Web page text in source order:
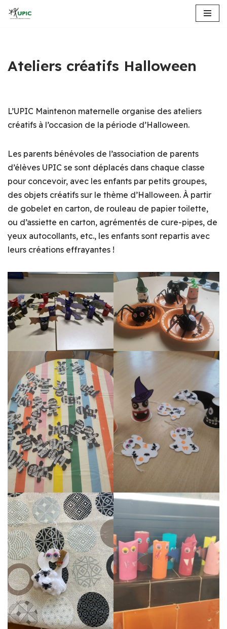
Ateliers créatifs Halloween
L’UPIC Maintenon maternelle organise des ateliers
créatifs à l’occasion de la période d’Halloween.
Les parents bénévoles de l’association de parents
d’élèves UPIC se sont déplacés dans chaque classe
pour concevoir, avec les enfants par petits groupes,
des objets créatifs sur le thème d’Halloween. À partir
de gobelet en carton, de rouleau de papier toilette,
ou d’assiette en carton, agrémentés de cure-pipes, de
yeux autocollants, etc., les enfants sont repartis avec
leurs créations effrayantes !